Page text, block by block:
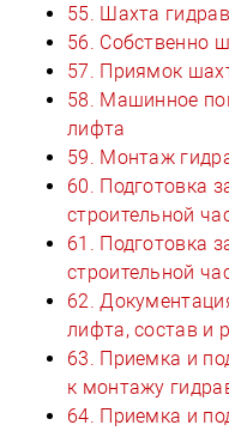
55. Шахта
56. Собственно
57. Приямок
58. Машинное
лифта
59. Монтаж
60. Подготовка
строительной
61. Подготовка
строительной
62.
лифта, состав и
63. Приемка и
к монтажу
64. Приемка и